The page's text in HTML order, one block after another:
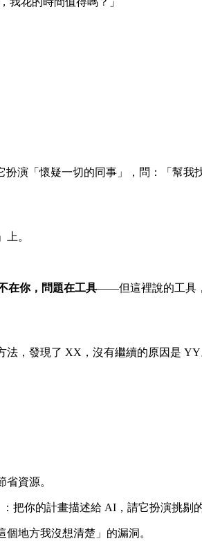
演「懷疑一切的同事」，問：「幫我
。
在你，問題在工具——但這裡說的工具
，發現了 XX，沒有繼續的原因是 YY
資源。
把你的計畫描述給 AI，請它扮演挑剔
地方我沒想清楚」的漏洞。